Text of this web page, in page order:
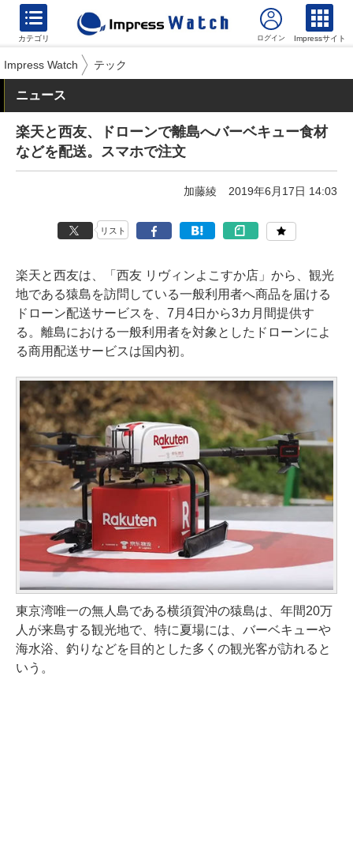
カテゴリ Impressサイト
Impress Watch テック
ニュース
楽天と西友、ドローンで離島へバーベキュー食材
などを配送。スマホで注文
加藤綾 2019年6月17日 14:03
リスト
楽天と西友は、「西友 リヴィンよこすか店」から、観光
地である猿島を訪問している一般利用者へ商品を届ける
ドローン配送サービスを、7月4日から3カ月間提供す
る。離島における一般利用者を対象としたドローンによ
る商用配送サービスは国内初。
東京湾唯一の無人島である横須賀沖の猿島は、年間20万
人が来島する観光地で、特に夏場には、バーベキューや
海水浴、釣りなどを目的とした多くの観光客が訪れると
いう。